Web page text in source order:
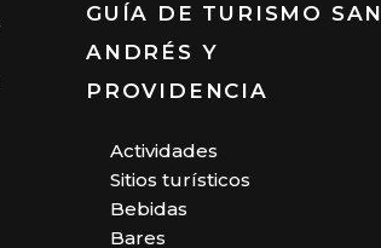
GUÍA DE TURISMO SAN
ANDRÉS Y
PROVIDENCIA
Actividades
Sitios turísticos
Bebidas
Bares